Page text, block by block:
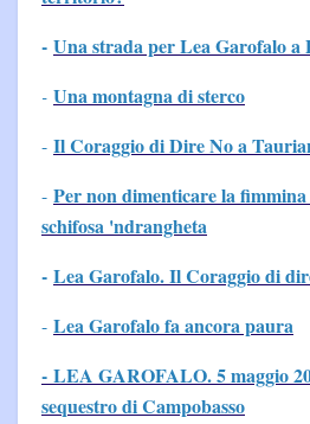
- Una strada per Lea Garofalo a
- Una montagna di sterco
- Il Coraggio di Dire No a
- Per non dimenticare la fimmina
schifosa 'ndrangheta
- Lea Garofalo. Il Coraggio di
- Lea Garofalo fa ancora paura
- LEA GAROFALO. 5 maggio
sequestro di Campobasso